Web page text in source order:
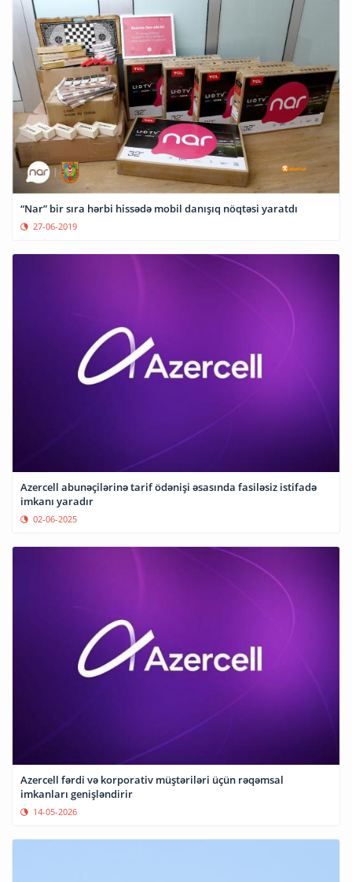
“Nar” bir sıra hərbi hissədə mobil danışıq nöqtəsi yaratdı
27-06-2019
Azercell abunəçilərinə tarif ödənişi əsasında fasiləsiz istifadə
imkanı yaradır
02-06-2025
Azercell fərdi və korporativ müştəriləri üçün rəqəmsal
imkanları genişləndirir
14-05-2026